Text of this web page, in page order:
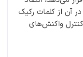
آن از کلمات رکیک
کنترل واکنش‌های